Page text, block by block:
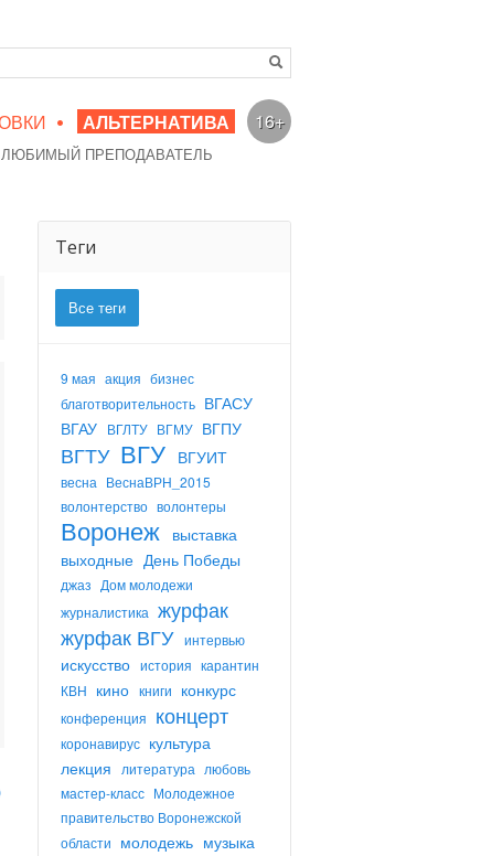
• АЛЬТЕРНАТИВА
ЛЮБИМЫЙ ПРЕПОДАВАТЕЛЬ
16+
Теги
Все теги
9 мая акция бизнес
благотворительность ВГАСУ
ВГАУ ВГЛТУ ВГМУ ВГПУ
ВГТУ ВГУ ВГУИТ
весна ВеснаВРН_2015
волонтерство волонтеры
Воронеж выставка
выходные День Победы
джаз Дом молодежи
журналистика журфак
журфак ВГУ интервью
искусство история карантин
КВН кино книги конкурс
конференция концерт
коронавирус культура
лекция
литература любовь
мастер-класс Молодежное
правительство Воронежской
области молодежь музыка